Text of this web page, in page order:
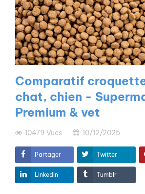
Comparatif
chat, chien -
Premium & vet
10479 Vues 10/12/2025
Partager Twitter
LinkedIn Tumblr